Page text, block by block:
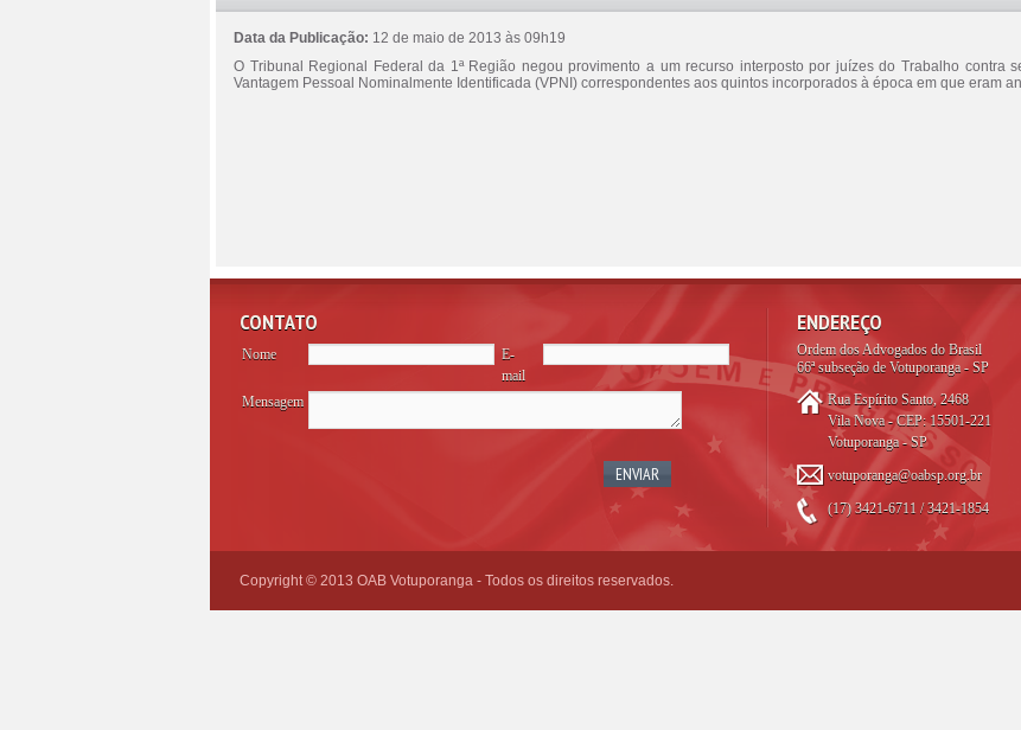
Data da Publicação: 12 de maio de 2013 às 09h19
O Tribunal Regional Federal da 1ª Região negou provimento a um recurso interposto por juízes do Trabalho contra
Vantagem Pessoal Nominalmente Identificada (VPNI) correspondentes aos quintos incorporados à época em que eram
CONTATO
Nome
E-
mail
Mensagem
ENDEREÇO
Ordem dos Advogados do Brasil
66ª subseção de Votuporanga - SP
Rua Espírito Santo, 2468
Vila Nova - CEP: 15501-221
Votuporanga - SP
votuporanga@oabsp.org.br
(17) 3421-6711 / 3421-1854
Copyright © 2013 OAB Votuporanga - Todos os direitos reservados.